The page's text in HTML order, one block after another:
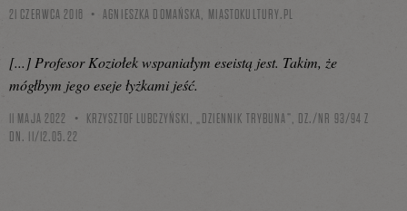
21 CZERWCA 2016 AGNIESZKA DOMAŃSKA, MIASTOKULTURY.PL
[...] Profesor Koziołek wspaniałym eseistą jest. Takim, że
mógłbym jego eseje łyżkami jeść.
11 MAJA 2022
KRZYSZTOF LUBCZYŃSKI, „DZIENNIK TRYBUNA”, DZ./NR 93/94 Z
DN. 11/12.05.22